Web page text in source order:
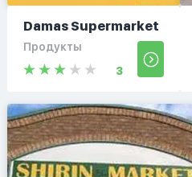
Damas Supermarket
Продукты
3